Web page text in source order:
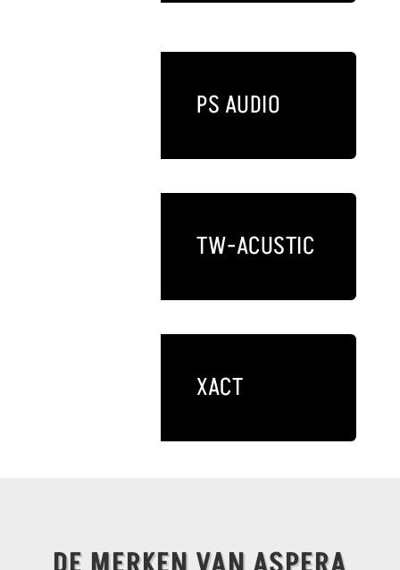
PS AUDIO
TW-ACUSTIC
XACT